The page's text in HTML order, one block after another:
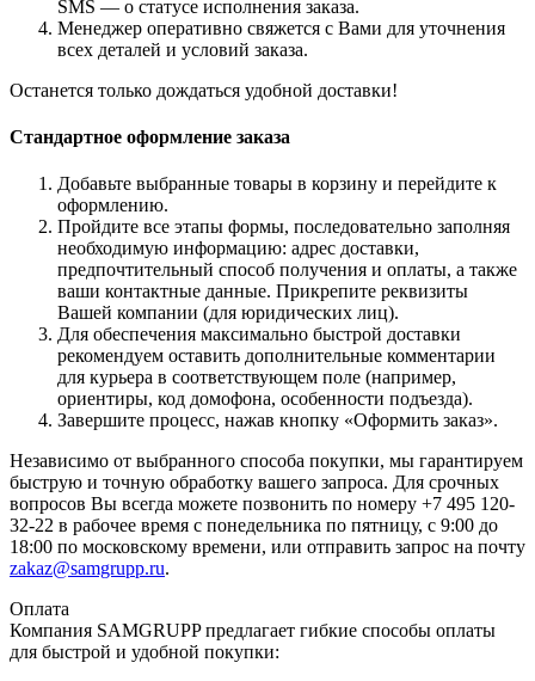
SMS — о статусе исполнения заказа.
Менеджер оперативно свяжется с Вами для уточнения
всех деталей и условий заказа.
Останется только дождаться удобной доставки!
Стандартное оформление заказа
Добавьте выбранные товары в корзину и перейдите к
оформлению.
Пройдите все этапы формы, последовательно заполняя
необходимую информацию: адрес доставки,
предпочтительный способ получения и оплаты, а также
ваши контактные данные. Прикрепите реквизиты
Вашей компании (для юридических лиц).
Для обеспечения максимально быстрой доставки
рекомендуем оставить дополнительные комментарии
для курьера в соответствующем поле (например,
ориентиры, код домофона, особенности подъезда).
Завершите процесс, нажав кнопку «Оформить заказ».
Независимо от выбранного способа покупки, мы гарантируем
быструю и точную обработку вашего запроса. Для срочных
вопросов Вы всегда можете позвонить по номеру +7 495 120-
32-22 в рабочее время с понедельника по пятницу, с 9:00 до
18:00 по московскому времени, или отправить запрос на почту
zakaz@samgrupp.ru.
Оплата
Компания SAMGRUPP предлагает гибкие способы оплаты
для быстрой и удобной покупки: